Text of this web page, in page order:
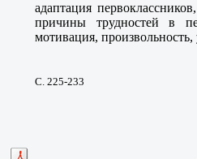
адаптация
причины трудностей в
мотивация,
С. 225-233